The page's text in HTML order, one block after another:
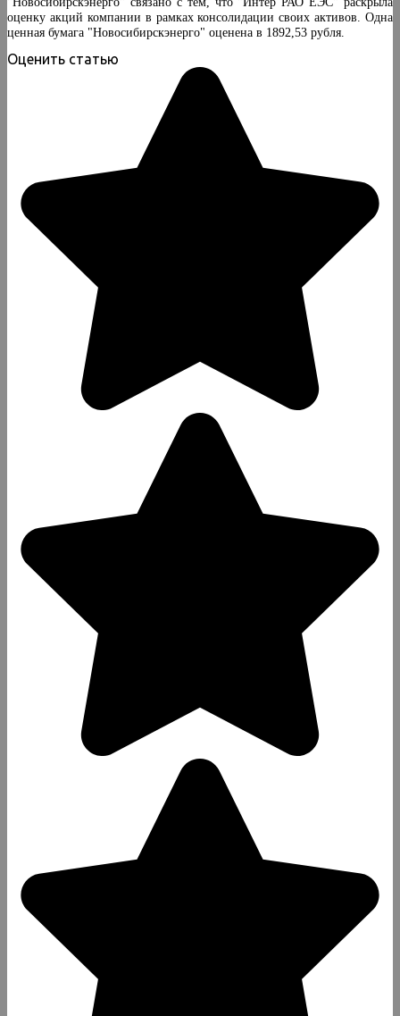
оценку акций компании в рамках консолидации своих активов. Одна
ценная бумага "Новосибирскэнерго" оценена в 1892,53 рубля.
Оценить статью